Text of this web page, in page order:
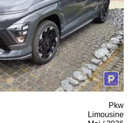
Pkw
Limousine